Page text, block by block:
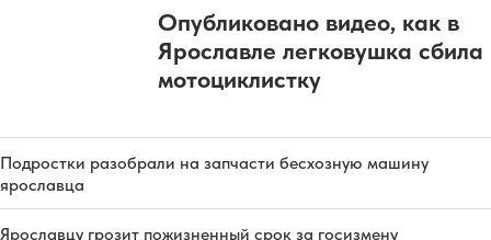
Опубликовано видео, как в
Ярославле легковушка сбила
мотоциклистку
Подростки разобрали на запчасти бесхозную машину
ярославца
Ярославцу грозит пожизненный срок за госизмену